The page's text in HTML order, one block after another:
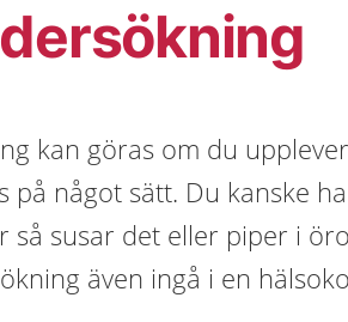
kan göras om du
på något sätt. Du kanske
så susar det eller piper i
även ingå i en